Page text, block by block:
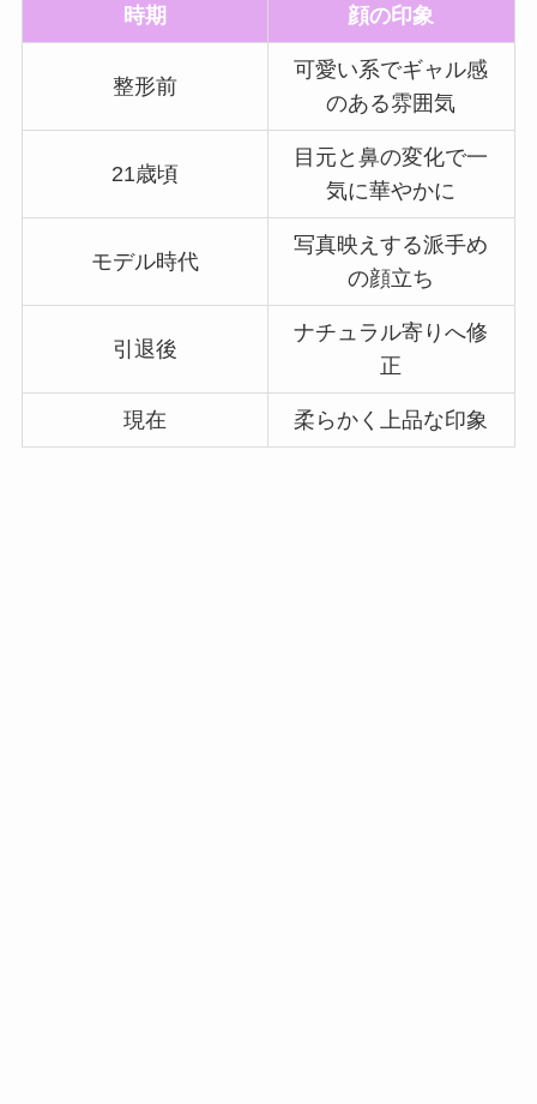
時期 顔の印象
整形前
可愛い系でギャル感
のある雰囲気
21歳頃
目元と鼻の変化で一
気に華やかに
モデル時代
写真映えする派手め
の顔立ち
引退後
ナチュラル寄りへ修
正
現在 柔らかく上品な印象